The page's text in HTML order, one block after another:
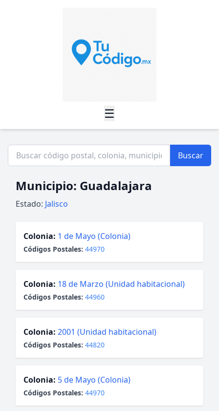
☰
Buscar
Municipio: Guadalajara
Estado: Jalisco
Colonia: 1 de Mayo (Colonia)
Códigos Postales: 44970
Colonia: 18 de Marzo (Unidad habitacional)
Códigos Postales: 44960
Colonia: 2001 (Unidad habitacional)
Códigos Postales: 44820
Colonia: 5 de Mayo (Colonia)
Códigos Postales: 44970